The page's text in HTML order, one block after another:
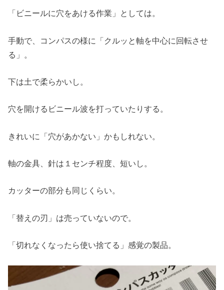
「ビニールに穴をあける作業」としては。
手動で、コンパスの様に「クルッと軸を中心に回転させ
る」。
下は土で柔らかいし。
穴を開けるビニール波を打っていたりする。
きれいに「穴があかない」かもしれない。
軸の金具、針は１センチ程度、短いし。
カッターの部分も同じくらい。
「替えの刃」は売っていないので。
「切れなくなったら使い捨てる」感覚の製品。